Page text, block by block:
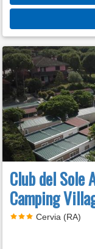
Club del Sole
Camping
Cervia (RA)